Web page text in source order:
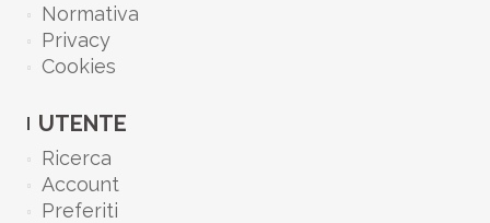
Normativa
Privacy
Cookies
UTENTE
Ricerca
Account
Preferiti